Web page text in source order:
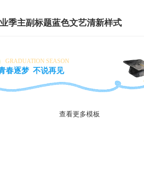
季主副标题蓝色文艺清新样式
GRADUATION SEASON
春逐梦 不说再见
查看更多模板